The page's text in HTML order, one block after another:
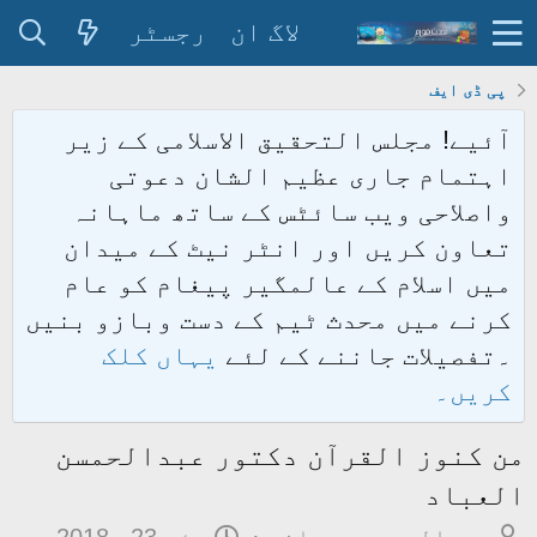
لاگ ان رجسٹر
پی ڈی ایف
آئیے! مجلس التحقیق الاسلامی کے زیر
اہتمام جاری عظیم الشان دعوتی
واصلاحی ویب سائٹس کے ساتھ ماہانہ
تعاون کریں اور انٹر نیٹ کے میدان
میں اسلام کے عالمگیر پیغام کو عام
کرنے میں محدث ٹیم کے دست وبازو بنیں
۔تفصیلات جاننے کے لئے یہاں کلک
کریں۔
من کنوز القرآن دکتور عبدالحمسن
العباد